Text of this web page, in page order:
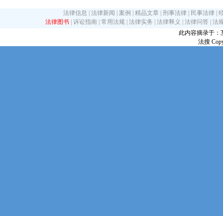
法律信息 法律新闻 案例 精品文章 刑事法律 民事法律
法律图书 诉讼指南 常用法规 法律实务 法律释义 法律问答
法
此内容摘录于：
法搜